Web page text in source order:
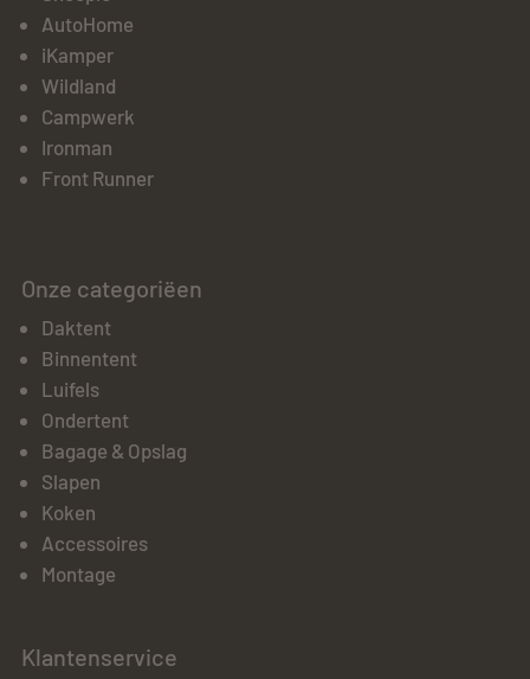
AutoHome
iKamper
Wildland
Campwerk
Ironman
Front Runner
Onze categoriëen
Daktent
Binnentent
Luifels
Ondertent
Bagage & Opslag
Slapen
Koken
Accessoires
Montage
Klantenservice